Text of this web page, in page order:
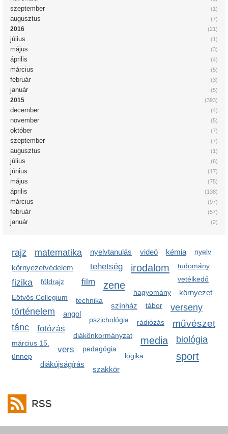
(1)
szeptember
(7)
augusztus
(21)
2016
(1)
július
(3)
május
(4)
április
(5)
március
(3)
február
(5)
január
(393)
2015
(4)
december
(5)
november
(7)
október
(7)
szeptember
(1)
augusztus
(6)
július
(17)
június
(75)
május
(138)
április
(97)
március
(57)
február
(2)
január
rajz matematika nyelvtanulás videó kémia
tehetség irodalom tudomány
környezetvédelem
vetélkedő
film
nyelv
fizika földrajz zene
hagyomány környezet
Eötvös Collegium technika
színház tábor verseny
történelem angol
pszichológia rádiózás művészet
tánc fotózás
diákönkormányzat media biológia
március 15.
vers pedagógia
sport
logika
ünnep
diákújságírás
szakkör
RSS